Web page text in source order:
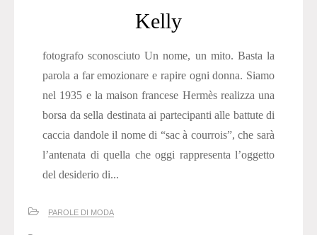
Kelly
fotografo sconosciuto Un nome, un mito. Basta la
parola a far emozionare e rapire ogni donna. Siamo
nel 1935 e la maison francese Hermès realizza una
borsa da sella destinata ai partecipanti alle battute di
caccia dandole il nome di “sac à courrois”, che sarà
l’antenata di quella che oggi rappresenta l’oggetto
del desiderio di...
PAROLE DI MODA